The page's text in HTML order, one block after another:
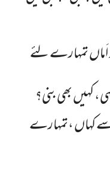
اَماں تمہارے لئے
کہیں بھی بنی؟
کہاں ،تمہارے